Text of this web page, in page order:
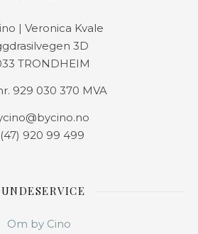
| Veronica Kvale
3D
TRONDHEIM
929 030 370 MVA
920 99 499
Om by Cino